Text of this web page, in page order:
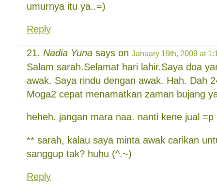
umurnya itu ya..=)
Reply
Nadia Yuna says on January 19th, 2009 at
Salam sarah.Selamat hari lahir.Saya doa
awak. Saya rindu dengan awak. Hah. Dah
Moga2 cepat menamatkan zaman bujang
heheh. jangan mara naa. nanti kene jual =p
** sarah, kalau saya minta awak carikan
sanggup tak? huhu (^.~)
Reply